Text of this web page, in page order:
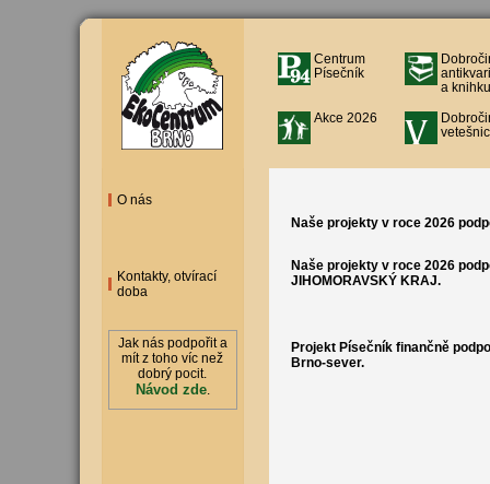
Centrum
Písečník
a
Akce 2026
O nás
Kontakty, otvírací
doba
Jak nás podpořit a
mít z toho víc než
dobrý pocit.
Návod zde.
Naše projekty v roce 2026
Naše projekty v roce 2026
JIHOMORAVSKÝ KRAJ.
Projekt Písečník finančně
Brno-sever.